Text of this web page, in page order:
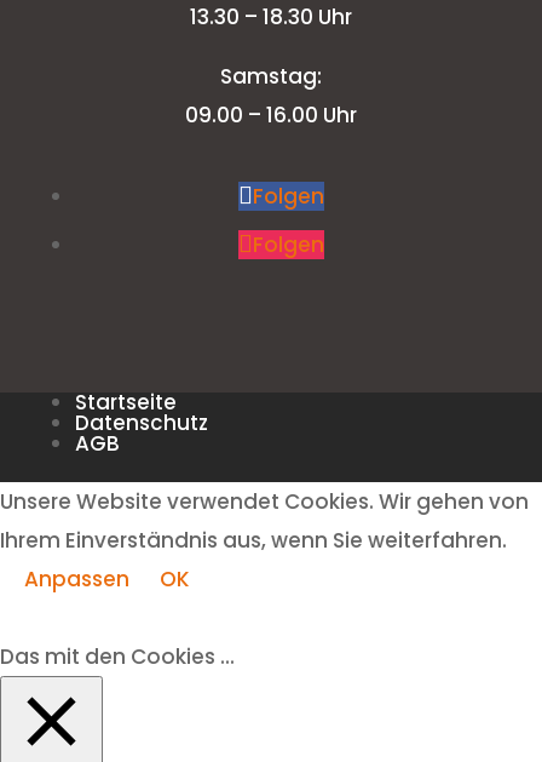
13.30 – 18.30 Uhr
Samstag:
09.00 – 16.00 Uhr
Folgen
Folgen
Startseite
Datenschutz
AGB
Unsere Website verwendet Cookies. Wir gehen von
Ihrem Einverständnis aus, wenn Sie weiterfahren.
Anpassen
OK
Das mit den Cookies ...